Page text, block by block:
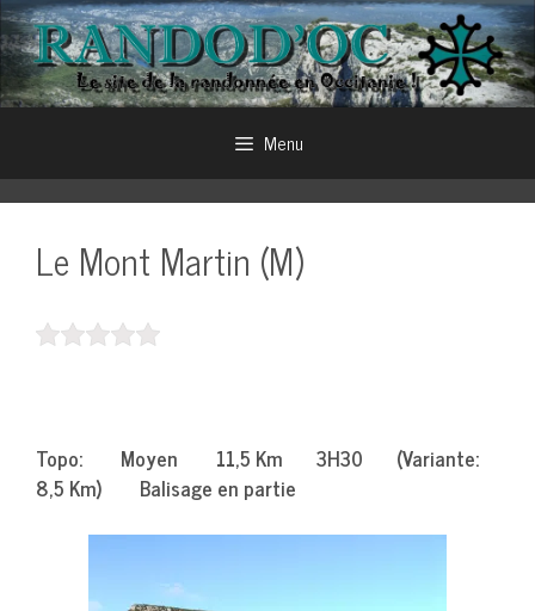
Aller
au
contenu
Menu
Le Mont Martin (M)
Topo: Moyen 11,5 Km 3H30 (Variante:
8,5 Km) Balisage en partie